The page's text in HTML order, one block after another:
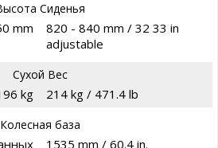
Сиденья
mm
820 - 840 mm / 32 33 in
adjustable
Сухой Вес
kg 214 kg / 471.4 lb
Колесная база
1535 mm / 60.4 in.